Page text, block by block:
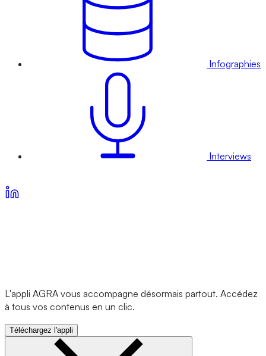
Infographies
Interviews
L'appli AGRA vous accompagne désormais partout. Accédez
à tous vos contenus en un clic.
Téléchargez l'appli